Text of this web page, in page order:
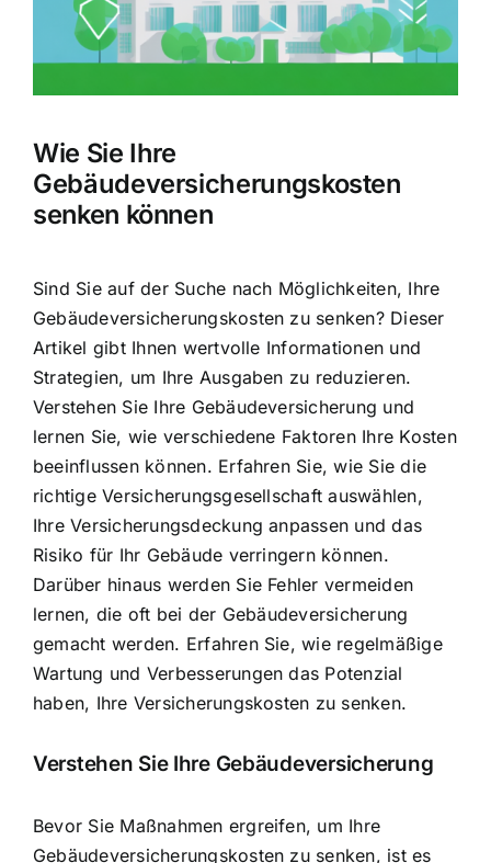
Hausratversicherung
Weitere Tarifvergleiche
Hilfe und Kontakt
Wie Sie Ihre
Gebäudeversicherungskosten
senken können
Sind Sie auf der Suche nach Möglichkeiten, Ihre
Gebäudeversicherungskosten zu senken? Dieser
Artikel gibt Ihnen wertvolle Informationen und
Strategien, um Ihre Ausgaben zu reduzieren.
Verstehen Sie Ihre Gebäudeversicherung und
lernen Sie, wie verschiedene Faktoren Ihre Kosten
beeinflussen können. Erfahren Sie, wie Sie die
richtige Versicherungsgesellschaft auswählen,
Ihre Versicherungsdeckung anpassen und das
Risiko für Ihr Gebäude verringern können.
Darüber hinaus werden Sie Fehler vermeiden
lernen, die oft bei der Gebäudeversicherung
gemacht werden. Erfahren Sie, wie regelmäßige
Wartung und Verbesserungen das Potenzial
haben, Ihre Versicherungskosten zu senken.
Verstehen Sie Ihre Gebäudeversicherung
Bevor Sie Maßnahmen ergreifen, um Ihre
Gebäudeversicherungskosten zu senken, ist es